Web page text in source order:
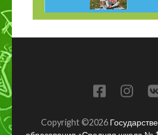
Copyright ©2026